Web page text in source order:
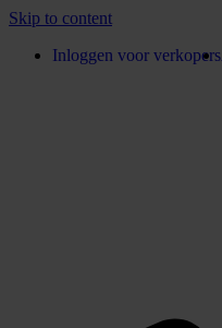
Skip to content
Inloggen voor verkopers